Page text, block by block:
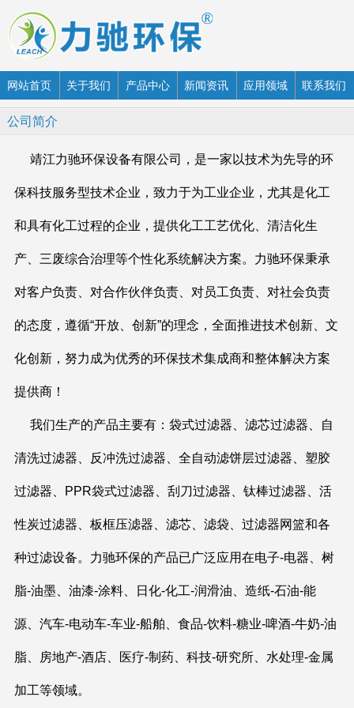
网站首页 关于我们 产品中心 新闻资讯 应用领域 联系我们
公司简介
靖江力驰环保设备有限公司，是一家以技术为先导的环
保科技服务型技术企业，致力于为工业企业，尤其是化工
和具有化工过程的企业，提供化工工艺优化、清洁化生
产、三废综合治理等个性化系统解决方案。力驰环保秉承
对客户负责、对合作伙伴负责、对员工负责、对社会负责
的态度，遵循“开放、创新”的理念，全面推进技术创新、文
化创新，努力成为优秀的环保技术集成商和整体解决方案
提供商！
我们生产的产品主要有：袋式过滤器、滤芯过滤器、自
清洗过滤器、反冲洗过滤器、全自动滤饼层过滤器、塑胶
过滤器、PPR袋式过滤器、刮刀过滤器、钛棒过滤器、活
性炭过滤器、板框压滤器、滤芯、滤袋、过滤器网篮和各
种过滤设备。力驰环保的产品已广泛应用在电子-电器、树
脂-油墨、油漆-涂料、日化-化工-润滑油、造纸-石油-能
源、汽车-电动车-车业-船舶、食品-饮料-糖业-啤酒-牛奶-油
脂、房地产-酒店、医疗-制药、科技-研究所、水处理-金属
加工等领域。